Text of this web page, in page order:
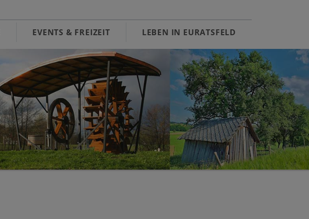
EVENTS & FREIZEIT LEBEN IN EURATSFELD